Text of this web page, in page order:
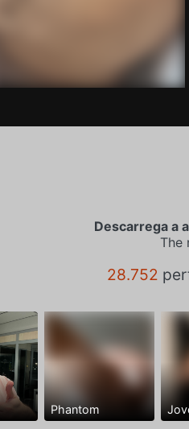
Descarrega a
The
28.752
Phantom